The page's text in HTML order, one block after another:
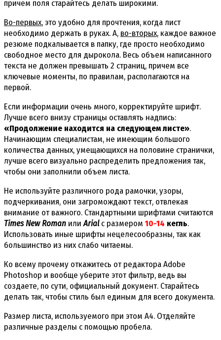
причем поля старайтесь делать широкими.
Во-первых, это удобно для прочтения, когда лист
необходимо держать в руках. А, во-вторых, каждое важное
резюме подкалывается в папку, где просто необходимо
свободное место для дырокола. Весь объем написанного
текста не должен превышать 2 страниц, причем все
ключевые моменты, по правилам, располагаются на
первой.
Если информации очень много, корректируйте шрифт.
Лучше всего внизу страницы оставлять надпись:
«Продолжение находится на следующем листе».
Начинающим специалистам, не имеющим большого
количества данных, умещающихся на половине странички,
лучше всего визуально распределить предложения так,
чтобы они заполнили объем листа.
Не используйте различного рода рамочки, узоры,
подчеркивания, они загромождают текст, отвлекая
внимание от важного. Стандартными шрифтами считаются
Times New Roman илиArialс размером10-14 кегль.
Использовать иные шрифты нецелесообразны, так как
большинство из них слабо читаемы.
Ко всему прочему откажитесь от редактора Adobe
Photoshop и вообще уберите этот фильтр, ведь вы
создаете, по сути, официальный документ. Старайтесь
делать так, чтобы стиль был единым для всего документа.
Размер листа, используемого при этом А4. Отделяйте
различные разделы с помощью пробела.